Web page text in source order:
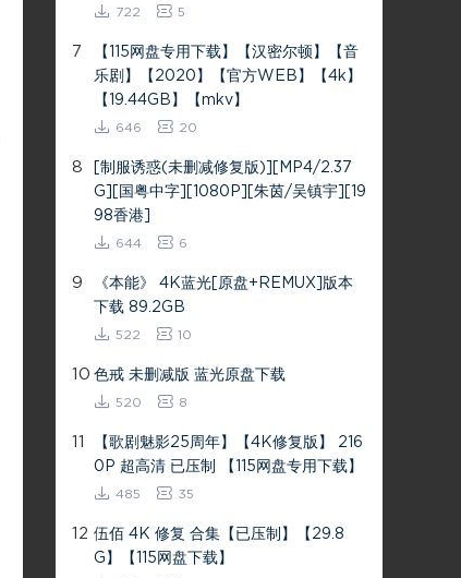
722 5
7
【115网盘专用下载】【汉密尔顿】【音
乐剧】【2020】【官方WEB】【4k】
【19.44GB】【mkv】
646 20
8
[制服诱惑(未删减修复版)][MP4/2.37
G][国粤中字][1080P][朱茵/吴镇宇][19
98香港]
644 6
9
《本能》 4K蓝光[原盘+REMUX]版本
下载 89.2GB
522 10
10 色戒 未删减版 蓝光原盘下载
520 8
11
【歌剧魅影25周年】【4K修复版】 216
0P 超高清 已压制 【115网盘专用下载】
485 35
12 伍佰 4K 修复 合集【已压制】【29.8
G】【115网盘下载】